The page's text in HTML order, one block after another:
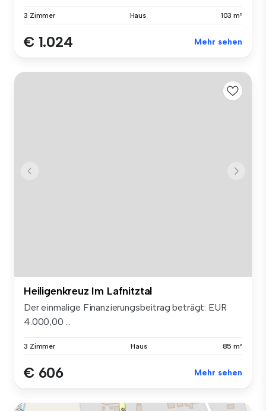
3 Zimmer Haus 103 m²
€ 1.024 Mehr sehen
Heiligenkreuz Im Lafnitztal
Der einmalige Finanzierungsbeitrag beträgt: EUR
4.000,00 ...
3 Zimmer Haus 85 m²
€ 606 Mehr sehen